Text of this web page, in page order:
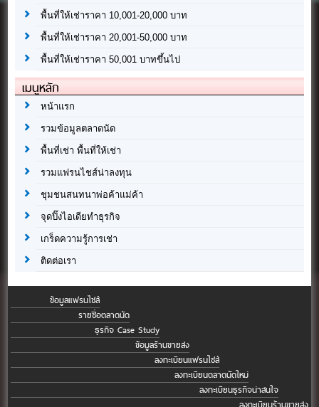
พื้นที่ให้เช่าราคา 10,001-20,000 บาท
พื้นที่ให้เช่าราคา 20,001-50,000 บาท
พื้นที่ให้เช่าราคา 50,001 บาทขึ้นไป
เมนูหลัก
หน้าแรก
รวมข้อมูลตลาดนัด
พื้นที่เช่า พื้นที่ให้เช่า
รวมแฟรนไชส์น่าลงทุน
ชุมชนสนทนาพ่อค้าแม่ค้า
จุดปิ๊งไอเดียทำธุรกิจ
เกร็ดความรู้การเช่า
ติดต่อเรา
ข้อมูลแฟรนไชส์
รายชื่อตลาดนัด
ธุรกิจ Case Study
ข้อมูลร้านขายส่ง
ลงทะเบียนแฟรนไชส์
ลงทะเบียนตลาดนัดใหม่
ลงทะเบียนธุรกิจน่าสนใจ